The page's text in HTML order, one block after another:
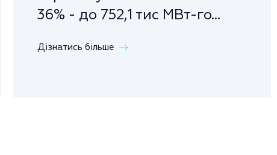
36% - до 752,1 тис МВт-го...
Дізнатись більше